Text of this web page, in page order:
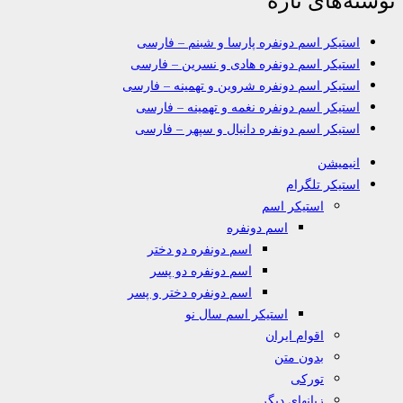
استیکر اسم دونفره پارسا و شبنم – فارسی
استیکر اسم دونفره هادی و نسرین – فارسی
استیکر اسم دونفره شروین و تهمینه – فارسی
استیکر اسم دونفره نغمه و تهمینه – فارسی
استیکر اسم دونفره دانیال و سپهر – فارسی
انیمیشن
استیکر تلگرام
استیکر اسم
اسم دونفره
اسم دونفره دو دختر
اسم دونفره دو پسر
اسم دونفره دختر و پسر
استیکر اسم سال نو
اقوام ایران
بدون متن
تورکی
زبانهای دیگر